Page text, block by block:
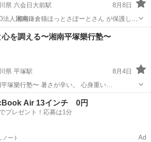
県 六会日大前駅
8月8日
法人湘南鎌倉猫ほっとさぽーとさん が保護し
六会日大前駅 その他 メダカ
心を調える〜湘南平塚樂行塾〜
県 平塚駅
8月4日
平塚樂行塾〜 暑さが辛い。 心身重い…
Air 13インチ 0円
プレゼント！応募は1分
ノート Ad